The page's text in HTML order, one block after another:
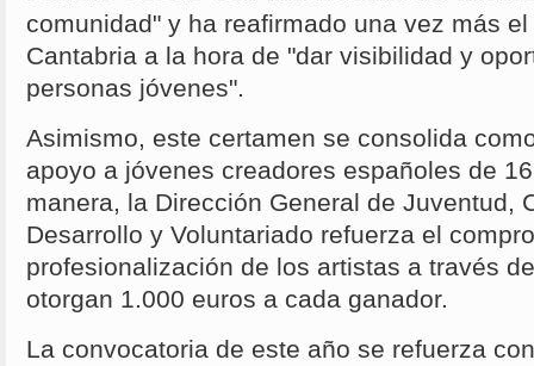
comunidad" y ha reafirmado una vez más
Cantabria a la hora de "dar visibilidad y
personas jóvenes".
Asimismo, este certamen se consolida
apoyo a jóvenes creadores españoles de
manera, la Dirección General de Juventud,
Desarrollo y Voluntariado refuerza el
profesionalización de los artistas a través
otorgan 1.000 euros a cada ganador.
La convocatoria de este año se refuerza